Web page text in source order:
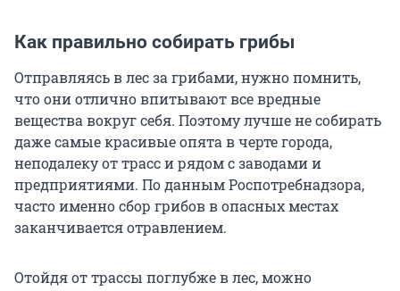
Как правильно собирать грибы
Отправляясь в лес за грибами, нужно помнить,
что они отлично впитывают все вредные
вещества вокруг себя. Поэтому лучше не собирать
даже самые красивые опята в черте города,
неподалеку от трасс и рядом с заводами и
предприятиями. По данным Роспотребнадзора,
часто именно сбор грибов в опасных местах
заканчивается отравлением.
Отойдя от трассы поглубже в лес, можно